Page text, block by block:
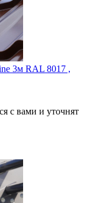
3м RAL 8017 ,
с вами и уточнят